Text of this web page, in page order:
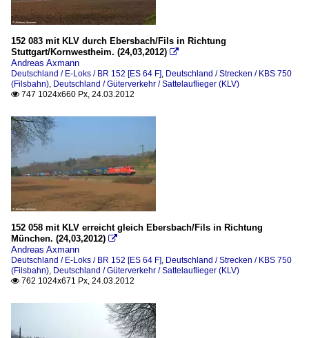
152 083 mit KLV durch Ebersbach/Fils in Richtung
Stuttgart/Kornwestheim. (24,03,2012) 
Andreas Axmann
Deutschland / E-Loks / BR 152 [ES 64 F], Deutschland / Strecken / KBS 750
(Filsbahn), Deutschland / Güterverkehr / Sattelauflieger (KLV)
 747 1024x660 Px, 24.03.2012
152 058 mit KLV erreicht gleich Ebersbach/Fils in Richtung
München. (24,03,2012) 
Andreas Axmann
Deutschland / E-Loks / BR 152 [ES 64 F], Deutschland / Strecken / KBS 750
(Filsbahn), Deutschland / Güterverkehr / Sattelauflieger (KLV)
 762 1024x671 Px, 24.03.2012